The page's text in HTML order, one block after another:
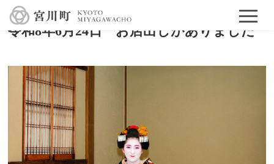
2026/06/29
令和8年6月24日 お店出しがありました